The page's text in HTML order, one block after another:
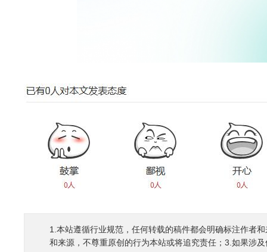
1.本站遵循行业规范，任何转载的稿件都会明确标注作者
和来源，不尊重原创的行为本站或将追究责任；3.如果涉